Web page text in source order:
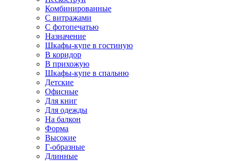
Комбинированные
С витражами
С фотопечатью
Назначение
Шкафы-купе в гостиную
В коридор
В прихожую
Шкафы-купе в спальню
Детские
Офисные
Для книг
Для одежды
На балкон
Форма
Высокие
Г-образные
Длинные